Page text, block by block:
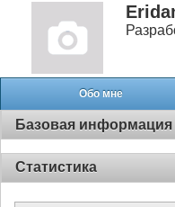
Обо мне
Базовая информация
Статистика